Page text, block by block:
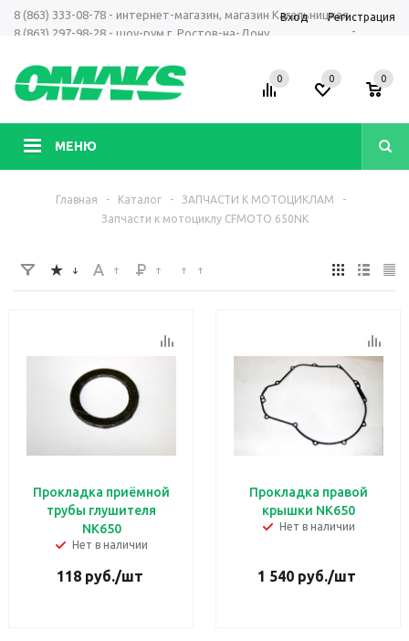
8 (863) 333-08-78 - интернет-магазин, магазин Кагальницкая
8 (863) 297-98-28 - шоу-рум г. Ростов-на-Дону
-
Вход Регистрация
МЕНЮ
0 0 0
Главная - Каталог - ЗАПЧАСТИ К МОТОЦИКЛАМ
-
Запчасти к мотоциклу CFMOTO 650NK
Прокладка приёмной
трубы глушителя
NK650
Нет в наличии
118руб./шт
Прокладка правой
крышки NK650
Нет в наличии
1 540 руб./шт